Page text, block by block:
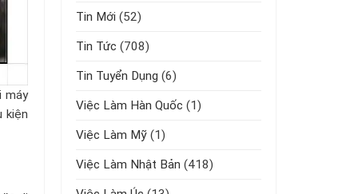
máy
kiện
Tin Mới (52)
Tin Tức (708)
Tin Tuyển Dụng (6)
Việc Làm Hàn Quốc (1)
Việc Làm Mỹ (1)
Việc Làm Nhật Bản (418)